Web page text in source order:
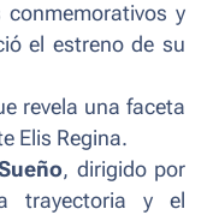
conmemorativos y
el estreno de su
revela una faceta
Elis Regina.
, dirigido por
trayectoria y el